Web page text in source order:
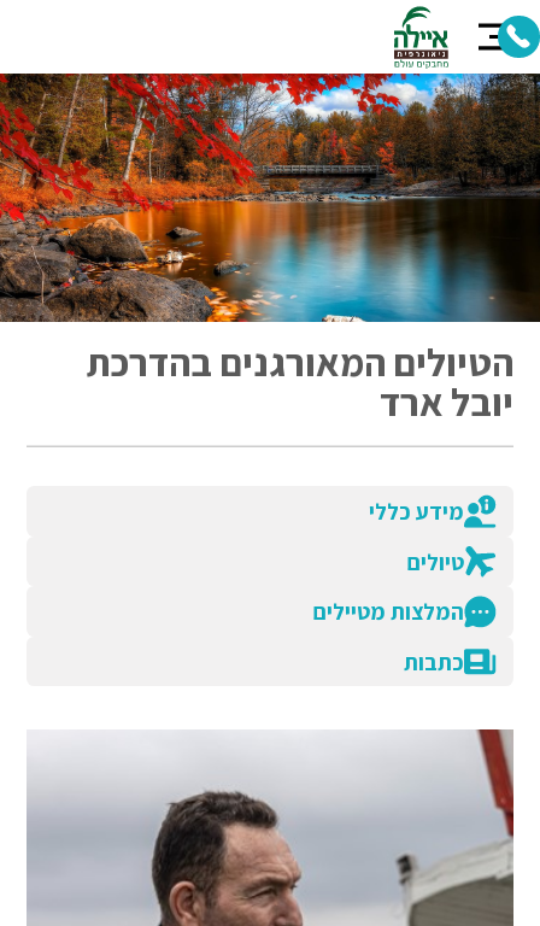
הטיולים המאורגנים בהדרכת
יובל ארד
מידע כללי
טיולים
המלצות מטיילים
כתבות